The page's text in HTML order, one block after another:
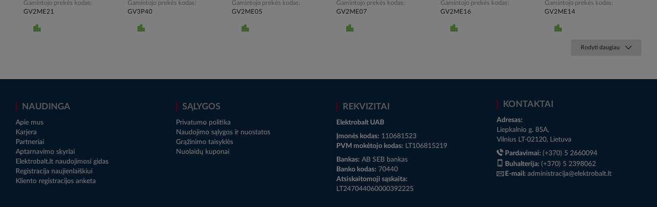
Gamintojo prekės kodas
GV2ME21
Gamintojo prekės kodas
GV3P40
Gamintojo prekės kodas
GV2ME05
Gamintojo prekės kodas
GV2ME07
Gamintojo prekės kodas
GV2ME16
Gamintojo prekės kodas
GV2ME14
Rodyti daugiau
NAUDINGA
Apie mus
Karjera
Partneriai
Aptarnavimo skyriai
Elektrobalt.lt naudojimosi gidas
Registracija naujienlaiškiui
Kliento registracijos anketa
SĄLYGOS
Privatumo politika
Naudojimo sąlygos ir nuostatos
Grąžinimo taisyklės
Nuolaidų kuponai
REKVIZITAI
Elektrobalt UAB
Įmonės kodas: 110681523
PVM mokėtojo kodas: LT106815219
Bankas: AB SEB bankas
Banko kodas: 70440
Atsiskaitomoji sąskaita:
LT247044060000392225
KONTAKTAI
Adresas:
Liepkalnio g. 85A,
Vilnius LT-02120, Lietuva
Pardavimai: (+370) 5 2660094
Buhalterija: (+370) 5 2398062
E-mail: administracija@elektrobalt.lt